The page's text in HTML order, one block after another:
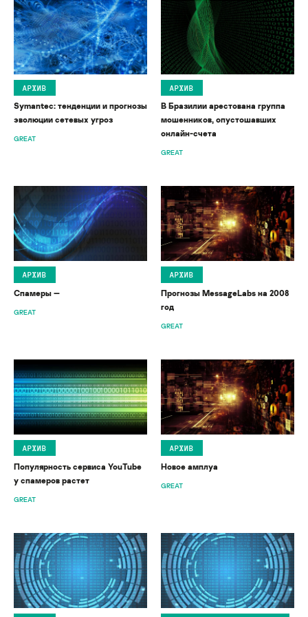
АРХИВ
Symantec: тенденции и прогнозы
эволюции сетевых угроз
GREAT
АРХИВ
В Бразилии арестована группа
мошенников, опустошавших
онлайн-счета
GREAT
АРХИВ
Спамеры —
GREAT
АРХИВ
Прогнозы MessageLabs на 2008
год
GREAT
АРХИВ
Популярность сервиса YouTube
у спамеров растет
GREAT
АРХИВ
Новое амплуа
GREAT